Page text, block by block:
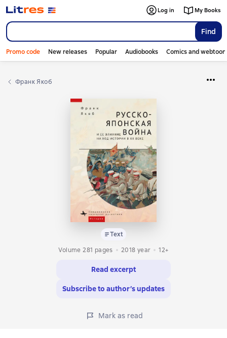
Find
Log in My Books
Promo code New releases Popular Audiobooks Comics and
Франк Якоб
Text
Volume 281 pages
2018 year 12+
Read excerpt
Subscribe to author’s updates
Mark as read